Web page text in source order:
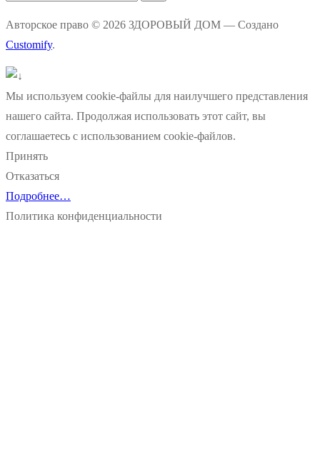
Авторское право © 2026 ЗДОРОВЫЙ ДОМ — Создано
Customify.
Мы используем cookie-файлы для наилучшего представления
нашего сайта. Продолжая использовать этот сайт, вы
соглашаетесь с использованием cookie-файлов.
Принять
Отказаться
Подробнее…
Политика конфиденциальности